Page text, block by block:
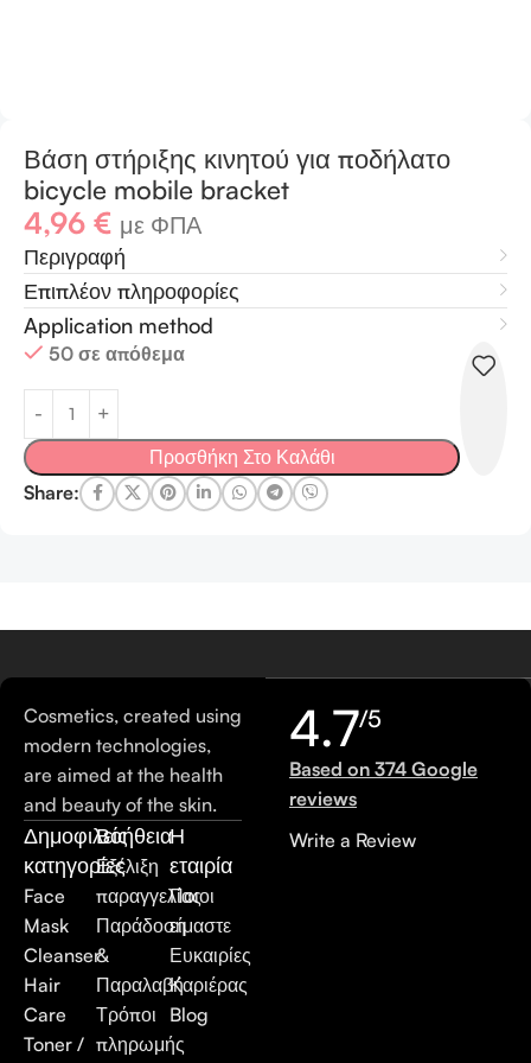
Βάση στήριξης κινητού για ποδήλατο
bicycle mobile bracket
4,96 € με ΦΠΑ
Περιγραφή
Επιπλέον πληροφορίες
Application method
50 σε απόθεμα
Προσθήκη Στο Καλάθι
Share:
Cosmetics, created using
modern technologies,
are aimed at the health
and beauty of the skin.
Δημοφιλείς
κατηγορίες
Face
Mask
Cleanser
Hair
Care
Toner /
Βοήθεια
Εξέλιξη
παραγγελίας
Παράδοση
&
Παραλαβή
Τρόποι
πληρωμής
Η
εταιρία
Ποιοι
είμαστε
Ευκαιρίες
Καριέρας
Blog
4.7/5
Based on 374 Google
reviews
Write a Review